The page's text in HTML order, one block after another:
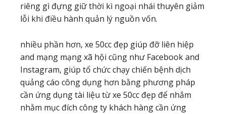
riêng gì đựng giữ thời kì ngoại nhái thuyên giảm
lỗi khi điều hành quản lý nguồn vốn.
nhiều phần hơn, xe 50cc đẹp giúp đỡ liên hiệp
and mạng mạng xã hội cũng như Facebook and
Instagram, giúp tổ chức chạy chiến bệnh dịch
quảng cáo công dụng hơn bằng phương pháp
cần ứng dụng tài liệu từ xe 50cc đẹp để nhắm
nhằm mục đích công ty khách hàng cần ứng